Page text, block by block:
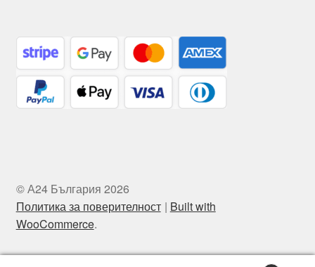
© А24 България 2026
Политика за поверителност
Built with
WooCommerce.